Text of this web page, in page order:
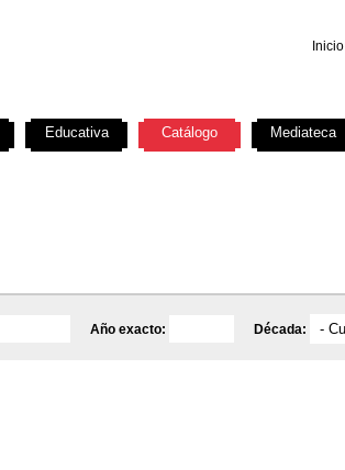
Inicio
Año exacto: Década:
Educativa Catálogo Mediateca